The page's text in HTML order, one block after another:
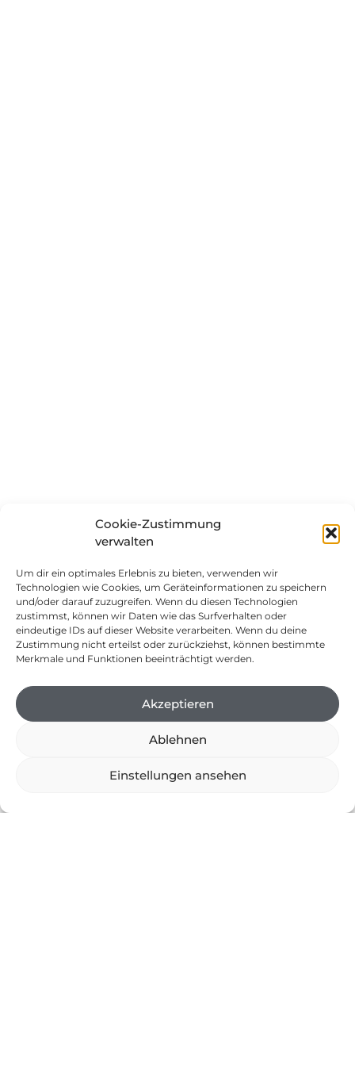
Cookie-Zustimmung
verwalten
Um dir ein optimales Erlebnis zu bieten, verwenden wir
Technologien wie Cookies, um Geräteinformationen zu speichern
und/oder darauf zuzugreifen. Wenn du diesen Technologien
zustimmst, können wir Daten wie das Surfverhalten oder
eindeutige IDs auf dieser Website verarbeiten. Wenn du deine
Zustimmung nicht erteilst oder zurückziehst, können bestimmte
Merkmale und Funktionen beeinträchtigt werden.
Akzeptieren
Ablehnen
Einstellungen ansehen